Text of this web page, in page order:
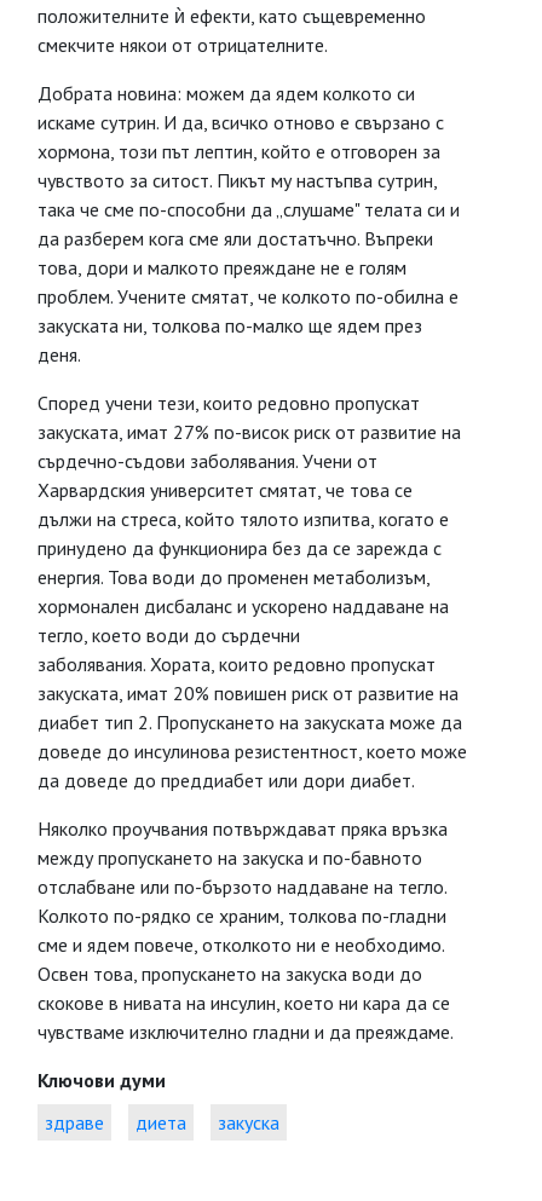
положителните ѝ ефекти, като същевременно
смекчите някои от отрицателните.
Добрата новина: можем да ядем колкото си
искаме сутрин. И да, всичко отново е свързано с
хормона, този път лептин, който е отговорен за
чувството за ситост. Пикът му настъпва сутрин,
така че сме по-способни да „слушаме" телата си и
да разберем кога сме яли достатъчно. Въпреки
това, дори и малкото преяждане не е голям
проблем. Учените смятат, че колкото по-обилна е
закуската ни, толкова по-малко ще ядем през
деня.
Според учени тези, които редовно пропускат
закуската, имат 27% по-висок риск от развитие на
сърдечно-съдови заболявания. Учени от
Харвардския университет смятат, че това се
дължи на стреса, който тялото изпитва, когато е
принудено да функционира без да се зарежда с
енергия. Това води до променен метаболизъм,
хормонален дисбаланс и ускорено наддаване на
тегло, което води до сърдечни
заболявания. Хората, които редовно пропускат
закуската, имат 20% повишен риск от развитие на
диабет тип 2. Пропускането на закуската може да
доведе до инсулинова резистентност, което може
да доведе до преддиабет или дори диабет.
Няколко проучвания потвърждават пряка връзка
между пропускането на закуска и по-бавното
отслабване или по-бързото наддаване на тегло.
Колкото по-рядко се храним, толкова по-гладни
сме и ядем повече, отколкото ни е необходимо.
Освен това, пропускането на закуска води до
скокове в нивата на инсулин, което ни кара да се
чувстваме изключително гладни и да преяждаме.
Ключови думи
здраве
диета закуска